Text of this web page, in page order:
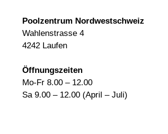
Poolzentrum Nordwestschweiz
Wahlenstrasse 4
4242 Laufen
Öffnungszeiten
Mo-Fr 8.00 – 12.00
Sa 9.00 – 12.00 (April – Juli)